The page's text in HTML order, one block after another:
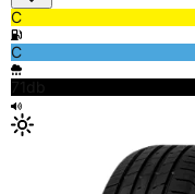
C
C
71db